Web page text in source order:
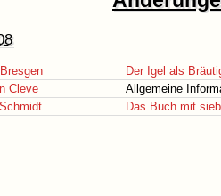
Der Igel als
Cleve
Allgemeine
Das Buch mit